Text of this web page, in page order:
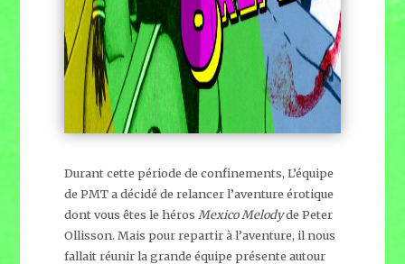
Durant cette période de confinements, L’équipe
de PMT a décidé de relancer l’aventure érotique
dont vous êtes le héros Mexico Melodyde Peter
Ollisson. Mais pour repartir à l’aventure, il nous
fallait réunir la grande équipe présente autour